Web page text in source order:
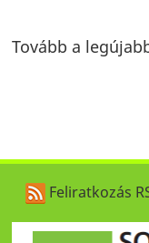
Tovább a
Feliratkozás